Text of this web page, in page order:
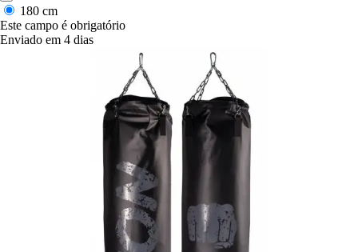
180 cm
Este campo é obrigatório
Enviado em 4 dias